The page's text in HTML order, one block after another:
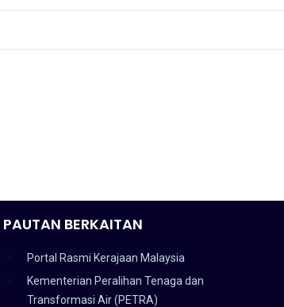
PAUTAN BERKAITAN
Portal Rasmi Kerajaan Malaysia
Kementerian Peralihan Tenaga dan
Transformasi Air (PETRA)